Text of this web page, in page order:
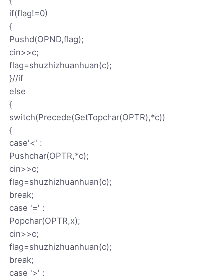
if(flag!=0)
{
Pushd(OPND,flag);
cin>>c;
flag=shuzhizhuanhuan(c);
}//if
else
{
switch(Precede(GetTopchar(OPTR),*c))
{
case'<' :
Pushchar(OPTR,*c);
cin>>c;
flag=shuzhizhuanhuan(c);
break;
case '=' :
Popchar(OPTR,x);
cin>>c;
flag=shuzhizhuanhuan(c);
break;
case '>' :